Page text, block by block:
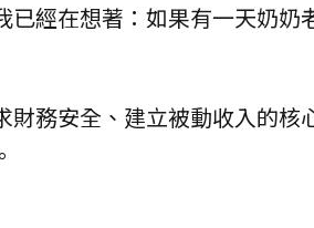
經在想著：如果有一天奶奶
財務安全、建立被動收入的